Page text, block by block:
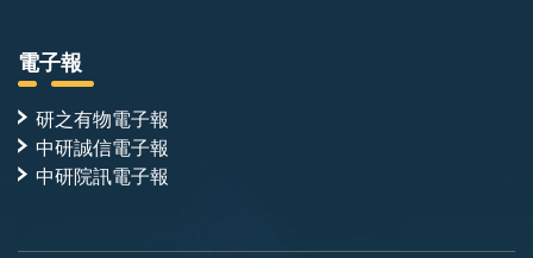
電子報
研之有物電子報
中研誠信電子報
中研院訊電子報